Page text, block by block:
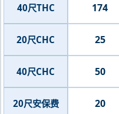
40尺THC 174
20尺CHC 25
40尺CHC 50
20尺安保费 20